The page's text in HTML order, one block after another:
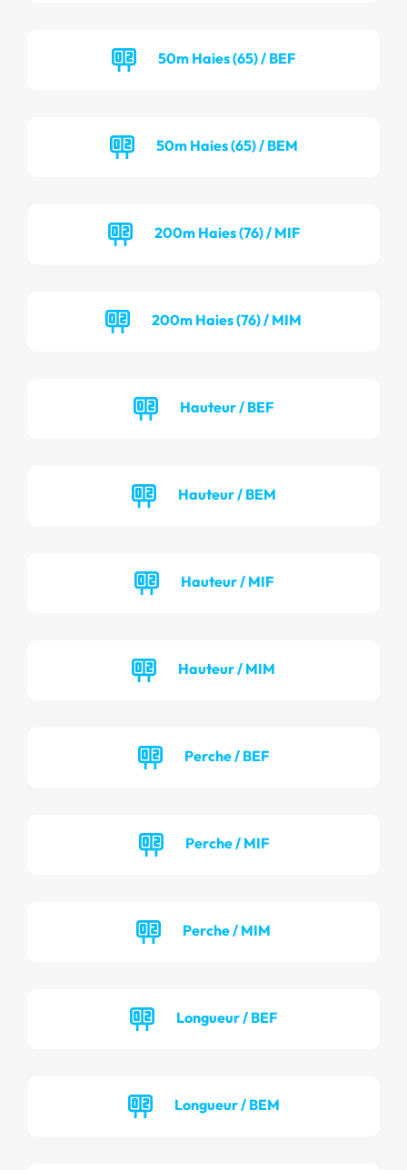
50m Haies (65) / BEF
50m Haies (65) / BEM
200m Haies (76) / MIF
200m Haies (76) / MIM
Hauteur / BEF
Hauteur / BEM
Hauteur / MIF
Hauteur / MIM
Perche / BEF
Perche / MIF
Perche / MIM
Longueur / BEF
Longueur / BEM